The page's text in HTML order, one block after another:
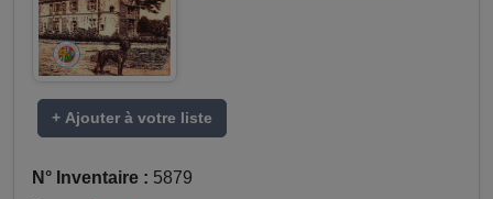
+ Ajouter à votre liste
N° Inventaire : 5879